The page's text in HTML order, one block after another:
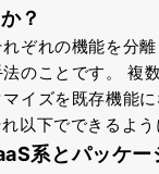
？
れぞれの機能を分
法のことです。複
イズを既存機能
以下でできるよう
系とパッケー